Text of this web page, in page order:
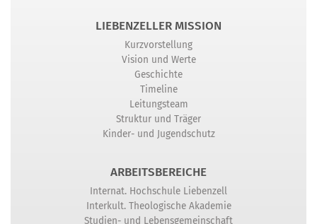
LIEBENZELLER MISSION
Kurzvorstellung
Vision und Werte
Geschichte
Timeline
Leitungsteam
Struktur und Träger
Kinder- und Jugendschutz
ARBEITSBEREICHE
Internat. Hochschule Liebenzell
Interkult. Theologische Akademie
Studien- und Lebensgemeinschaft